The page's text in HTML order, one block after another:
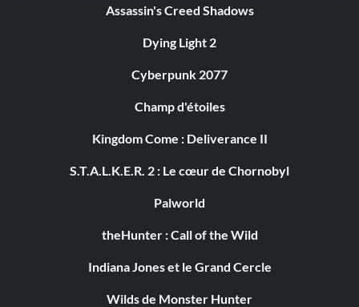
Assassin's Creed Shadows
Dying Light 2
Cyberpunk 2077
Champ d'étoiles
Kingdom Come : Deliverance II
S.T.A.L.K.E.R. 2 : Le cœur de Chornobyl
Palworld
theHunter : Call of the Wild
Indiana Jones et le Grand Cercle
Wilds de Monster Hunter